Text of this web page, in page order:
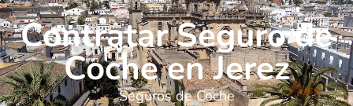
Contratar Seguro de
Coche en Jerez
Seguros de Coche